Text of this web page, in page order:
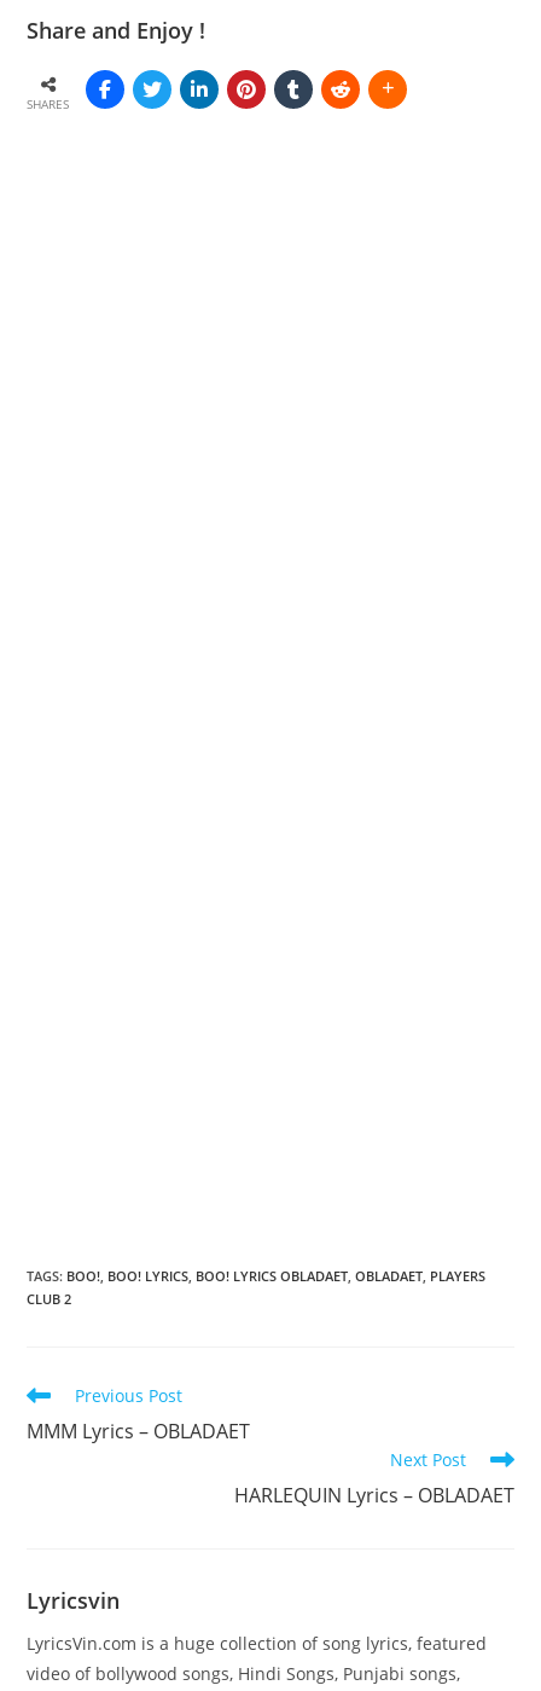
Share and Enjoy !
SHARES
TAGS: BOO!, BOO! LYRICS, BOO! LYRICS OBLADAET, OBLADAET, PLAYERS
CLUB 2
Read
articles
Previous Post
MMM Lyrics – OBLADAET
Next Post
HARLEQUIN Lyrics – OBLADAET
Lyricsvin
LyricsVin.com is a huge collection of song lyrics, featured
video of bollywood songs, Hindi Songs, Punjabi songs,